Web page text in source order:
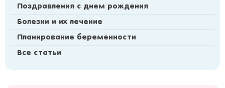
Поздравления с днем рождения
Болезни и их лечение
Планирование беременности
Все статьи